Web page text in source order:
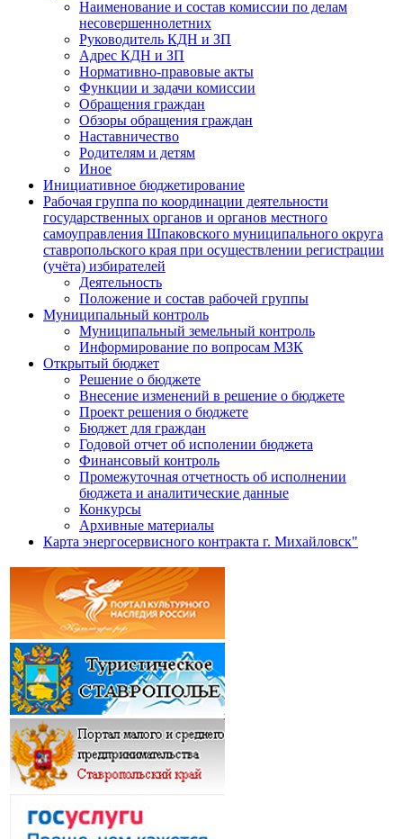
Наименование и состав комиссии по делам
несовершеннолетних
Руководитель КДН и ЗП
Адрес КДН и ЗП
Нормативно-правовые акты
Функции и задачи комиссии
Обращения граждан
Обзоры обращения граждан
Наставничество
Родителям и детям
Иное
Инициативное бюджетирование
Рабочая группа по координации деятельности
государственных органов и органов местного
самоуправления Шпаковского муниципального округа
ставропольского края при осуществлении регистрации
(учёта) избирателей
Деятельность
Положение и состав рабочей группы
Муниципальный контроль
Муниципальный земельный контроль
Информирование по вопросам МЗК
Открытый бюджет
Решение о бюджете
Внесение изменений в решение о бюджете
Проект решения о бюджете
Бюджет для граждан
Годовой отчет об исполении бюджета
Финансовый контроль
Промежуточная отчетность об исполнении
бюджета и аналитические данные
Конкурсы
Архивные материалы
Карта энергосервисного контракта г. Михайловск"